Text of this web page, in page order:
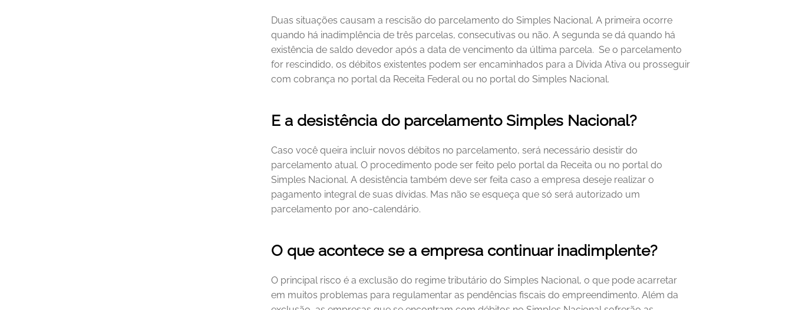
Duas situações causam a rescisão do parcelamento do Simples Nacional. A primeira ocorre
quando há inadimplência de três parcelas, consecutivas ou não. A segunda se dá quando há
existência de saldo devedor após a data de vencimento da última parcela. Se o parcelamento
for rescindido, os débitos existentes podem ser encaminhados para a Dívida Ativa ou prosseguir
com cobrança no portal da Receita Federal ou no portal do Simples Nacional.
E a desistência do parcelamento Simples Nacional?
Caso você queira incluir novos débitos no parcelamento, será necessário desistir do
parcelamento atual. O procedimento pode ser feito pelo portal da Receita ou no portal do
Simples Nacional. A desistência também deve ser feita caso a empresa deseje realizar o
pagamento integral de suas dívidas. Mas não se esqueça que só será autorizado um
parcelamento por ano-calendário.
O que acontece se a empresa continuar inadimplente?
O principal risco é a exclusão do regime tributário do Simples Nacional, o que pode acarretar
em muitos problemas para regulamentar as pendências fiscais do empreendimento. Além da